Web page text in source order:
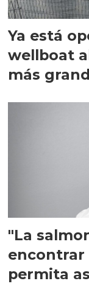
Ya está
wellboat
más
"La
encontrar
permita